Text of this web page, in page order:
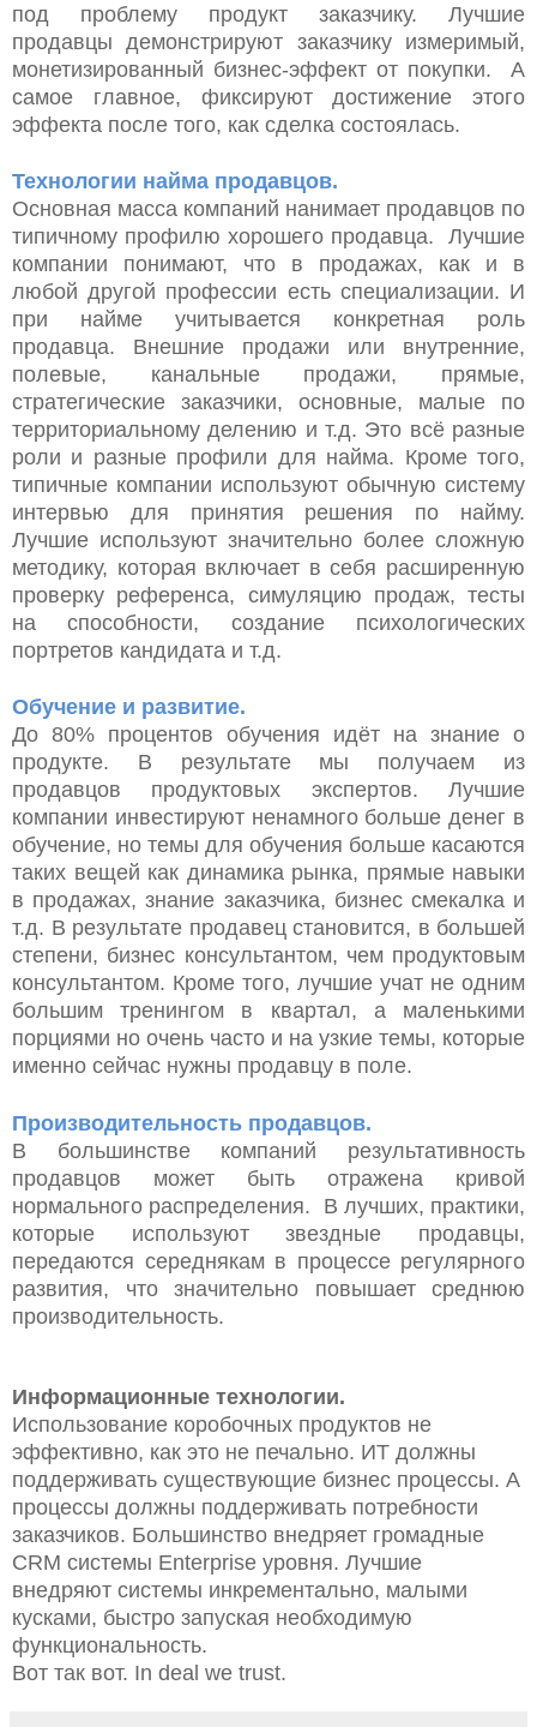
под проблему продукт заказчику. Лучшие
продавцы демонстрируют заказчику измеримый,
монетизированный бизнес-эффект от покупки.
А
самое главное, фиксируют достижение этого
эффекта после того, как сделка состоялась.
Технологии найма продавцов.
Основная масса компаний нанимает продавцов по
типичному профилю хорошего продавца.
Лучшие
компании понимают, что в продажах, как и в
любой другой профессии есть специализации. И
при найме учитывается конкретная роль
продавца. Внешние продажи или внутренние,
полевые, канальные продажи, прямые,
стратегические заказчики, основные, малые по
территориальному делению и т.д. Это всё разные
роли и разные профили для найма. Кроме того,
типичные компании используют обычную систему
интервью для принятия решения по найму.
Лучшие используют значительно более сложную
методику, которая включает в себя расширенную
проверку референса, симуляцию продаж, тесты
на способности, создание психологических
портретов кандидата и т.д.
Обучение и развитие.
До 80% процентов обучения идёт на знание о
продукте. В результате мы получаем из
продавцов продуктовых экспертов. Лучшие
компании инвестируют ненамного больше денег в
обучение, но темы для обучения больше касаются
таких вещей как динамика рынка, прямые навыки
в продажах, знание заказчика, бизнес смекалка и
т.д. В результате продавец становится, в большей
степени, бизнес консультантом, чем продуктовым
консультантом. Кроме того, лучшие учат не одним
большим тренингом в квартал, а маленькими
порциями но очень часто и на узкие темы, которые
именно сейчас нужны продавцу в поле.
Производительность продавцов.
В большинстве компаний результативность
продавцов может быть отражена кривой
нормального распределения.
В лучших, практики,
которые используют звездные продавцы,
передаются середнякам в процессе регулярного
развития, что значительно повышает среднюю
производительность.
Информационные технологии.
Использование коробочных продуктов не
эффективно, как это не печально. ИТ должны
поддерживать существующие бизнес процессы. А
процессы должны поддерживать потребности
заказчиков. Большинство внедряет громадные
CRM системы Enterprise уровня. Лучшие
внедряют системы инкрементально, малыми
кусками, быстро запуская необходимую
функциональность.
Вот так вот. In deal we trust.